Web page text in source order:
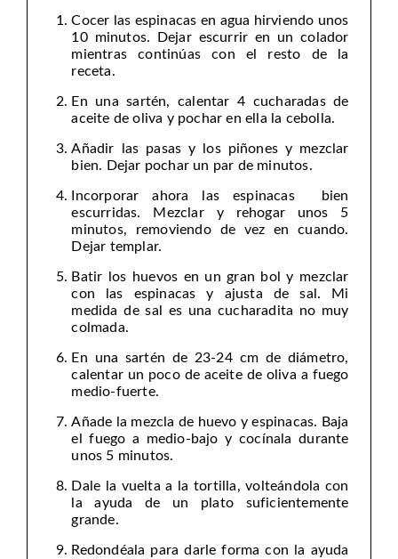
Cocer las espinacas en agua hirviendo unos
10 minutos. Dejar escurrir en un colador
mientras continúas con el resto de la
receta.
En una sartén, calentar 4 cucharadas de
aceite de oliva y pochar en ella la cebolla.
Añadir las pasas y los piñones y mezclar
bien. Dejar pochar un par de minutos.
Incorporar ahora las espinacas bien
escurridas. Mezclar y rehogar unos 5
minutos, removiendo de vez en cuando.
Dejar templar.
Batir los huevos en un gran bol y mezclar
con las espinacas y ajusta de sal. Mi
medida de sal es una cucharadita no muy
colmada.
En una sartén de 23-24 cm de diámetro,
calentar un poco de aceite de oliva a fuego
medio-fuerte.
Añade la mezcla de huevo y espinacas. Baja
el fuego a medio-bajo y cocínala durante
unos 5 minutos.
Dale la vuelta a la tortilla, volteándola con
la ayuda de un plato suficientemente
grande.
Redondéala para darle forma con la ayuda